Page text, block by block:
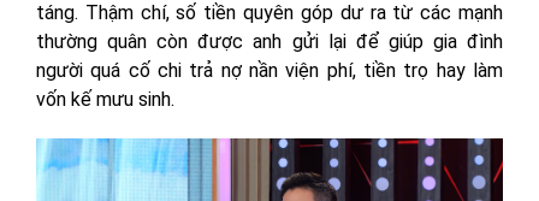
táng. Thậm chí, số tiền quyên góp dư ra từ các mạnh
thường quân còn được anh gửi lại để giúp gia đình
người quá cố chi trả nợ nần viện phí, tiền trọ hay làm
vốn kế mưu sinh.